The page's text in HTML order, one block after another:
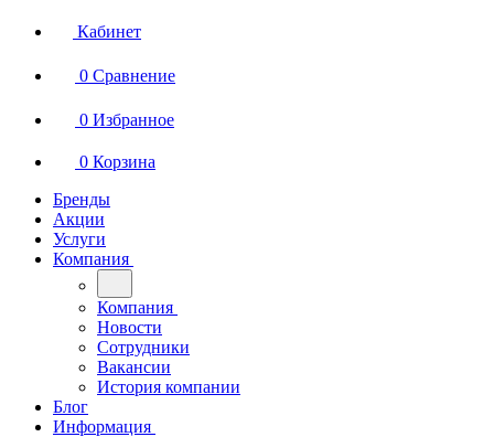
Кабинет
0 Сравнение
0 Избранное
0 Корзина
Бренды
Акции
Услуги
Компания
Компания
Новости
Сотрудники
Вакансии
История компании
Блог
Информация